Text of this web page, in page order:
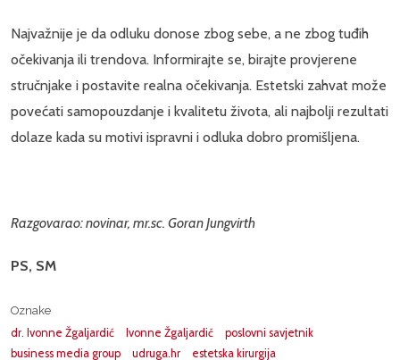
Najvažnije je da odluku donose zbog sebe, a ne zbog tuđih
očekivanja ili trendova. Informirajte se, birajte provjerene
stručnjake i postavite realna očekivanja. Estetski zahvat može
povećati samopouzdanje i kvalitetu života, ali najbolji rezultati
dolaze kada su motivi ispravni i odluka dobro promišljena.
Razgovarao: novinar, mr.sc. Goran Jungvirth
PS, SM
Oznake
dr. Ivonne Žgaljardić
Ivonne Žgaljardić
poslovni savjetnik
business media group
udruga.hr estetska kirurgija